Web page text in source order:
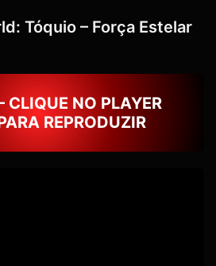
Tóquio – Força Estelar
CLIQUE NO PLAYER
REPRODUZIR